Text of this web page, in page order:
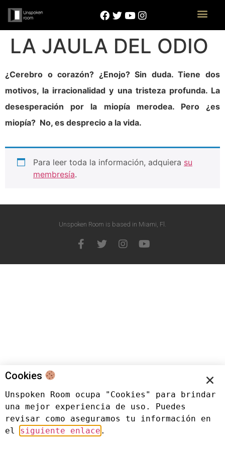
LA JAULA DEL ODIO
¿Cerebro o corazón? ¿Enojo? Sin duda. Tiene dos
motivos, la irracionalidad y una tristeza profunda. La
desesperación por la miopía merodea. Pero ¿es
miopía? No, es desprecio a la vida.
Para leer toda la información, adquiera su
membresía.
Unspoken Room is based in Miami, Fl.
Cookies
Unspoken Room ocupa "Cookies" para brindar
una mejor experiencia de uso. Puedes
revisar como aseguramos tu información en
el siguiente enlace .